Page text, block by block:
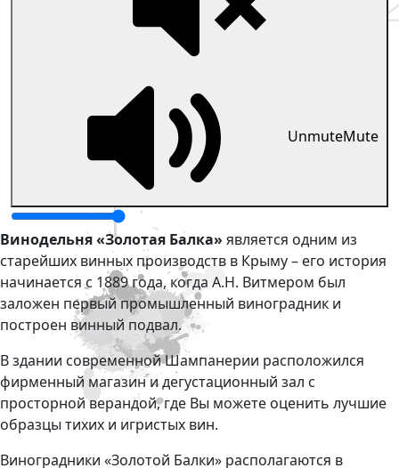
UnmuteMute
Винодельня «Золотая Балка» является одним из
старейших винных производств в Крыму – его история
начинается с 1889 года, когда А.Н. Витмером был
заложен первый промышленный виноградник и
построен винный подвал.
В здании современной Шампанерии расположился
фирменный магазин и дегустационный зал с
просторной верандой, где Вы можете оценить лучшие
образцы тихих и игристых вин.
Виноградники «Золотой Балки» располагаются в